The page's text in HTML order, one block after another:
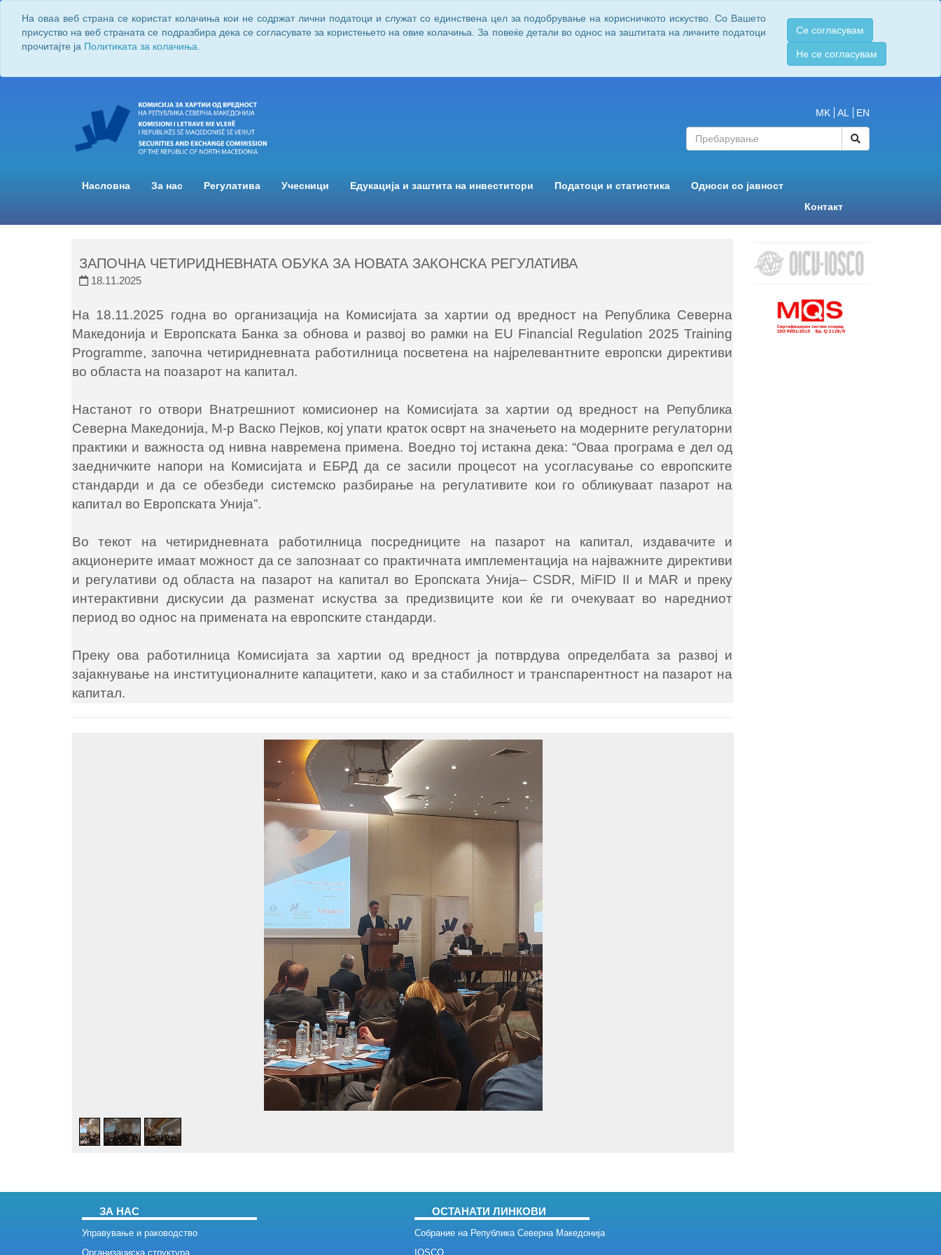
На оваа веб страна се користат колачиња кои не содржат лични податоци и служат со единствена цел за подобрување на корисничкото искуство. Со Вашето
присуство на веб страната се подразбира дека се согласувате за користењето на овие колачиња. За повеќе детали во однос на заштитата на личните податоци
прочитајте ја Политиката за колачиња.
Се согласувам
Не се согласувам
MK AL EN
Насловна За нас Регулатива Учесници Едукација и заштита на инвеститори Податоци и статистика
Односи со јавност
Контакт
ЗАПОЧНА ЧЕТИРИДНЕВНАТА ОБУКА ЗА НОВАТА ЗАКОНСКА РЕГУЛАТИВА
18.11.2025
На 18.11.2025 годна во организација на Комисијата за хартии од вредност на Република Северна
Македонија и Европската Банка за обнова и развој во рамки на EU Financial Regulation 2025 Training
Programme, започна четиридневната работилница посветена на најрелевантните европски директиви
во областа на поазарот на капитал.
Настанот го отвори Внатрешниот комисионер на Комисијата за хартии од вредност на Република
Северна Македонија, М-р Васко Пејков, кој упати краток осврт на значењето на модерните регулаторни
практики и важноста од нивна навремена примена. Воедно тој истакна дека: “Оваа програма е дел од
заедничките напори на Комисијата и ЕБРД да се засили процесот на усогласување со европските
стандарди и да се обезбеди системско разбирање на регулативите кои го обликуваат пазарот на
капитал во Европската Унија”.
Во текот на четиридневната работилница посредниците на пазарот на капитал, издавачите и
акционерите имаат можност да се запознаат со практичната имплементација на најважните директиви
и регулативи од областа на пазарот на капитал во Еропската Унија– CSDR, MiFID II и MAR и преку
интерактивни дискусии да разменат искуства за предизвиците кои ќе ги очекуваат во наредниот
период во однос на примената на европските стандарди.
Преку ова работилница Комисијата за хартии од вредност ја потврдува определбата за развој и
зајакнување на институционалните капацитети, како и за стабилност и транспарентност на пазарот на
капитал.
ЗА НАС
Управување и раководство
Организациска структура
ОСТАНАТИ ЛИНКОВИ
Собрание на Република Северна Македонија
IOSCO